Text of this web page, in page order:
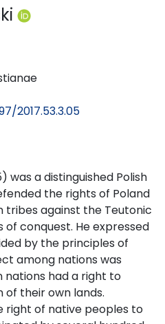
2017.53.3.05
was a distinguished Polish
the rights of Poland
tribes against the Teutonic
of conquest. He expressed
by the principles of
among nations was
nations had a right to
of their own lands.
right of native peoples to